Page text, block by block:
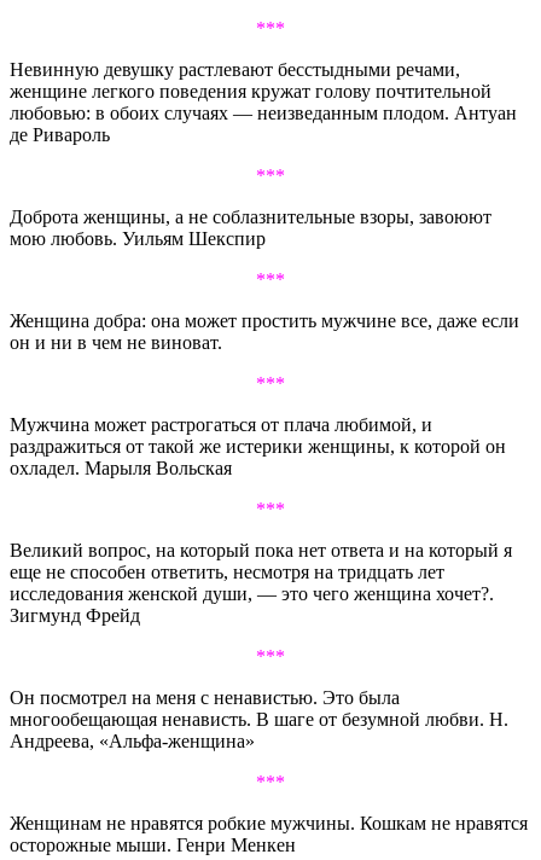
***
Невинную девушку растлевают бесстыдными речами,
женщине легкого поведения кружат голову почтительной
любовью: в обоих случаях — неизведанным плодом. Антуан
де Ривароль
***
Доброта женщины, а не соблазнительные взоры, завоюют
мою любовь. Уильям Шекспир
***
Женщина добра: она может простить мужчине все, даже если
он и ни в чем не виноват.
***
Мужчина может растрогаться от плача любимой, и
раздражиться от такой же истерики женщины, к которой он
охладел. Марыля Вольская
***
Великий вопрос, на который пока нет ответа и на который я
еще не способен ответить, несмотря на тридцать лет
исследования женской души, — это чего женщина хочет?.
Зигмунд Фрейд
***
Он посмотрел на меня с ненавистью. Это была
многообещающая ненависть. В шаге от безумной любви. Н.
Андреева, «Альфа-женщина»
***
Женщинам не нравятся робкие мужчины. Кошкам не нравятся
осторожные мыши. Генри Менкен